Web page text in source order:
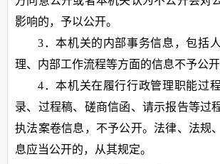
影响的，予以公开。
3．本机关的内部事务信息，包括
理、内部工作流程等方面的信息不予公开
4．本机关在履行行政管理职能过
录、过程稿、磋商信函、请示报告等过
执法案卷信息，不予公开。法律、法规
息应当公开的，从其规定。